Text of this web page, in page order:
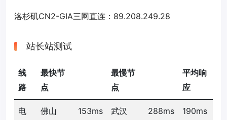
洛杉矶CN2-GIA三网直连：89.208.249.28
站长站测试
线
路
最快节
点
最慢节
点
平均响
应
电
佛山 153ms 武汉 288ms 190ms